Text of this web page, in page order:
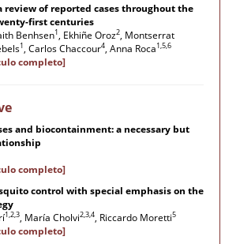
review of reported cases throughout the
first centuries
Benhsen1, Ekhiñe Oroz2, Montserrat
1, Carlos Chaccour4, Anna Roca1,5,6
completo]
and biocontainment: a necessary but
completo]
control with special emphasis on the
1,2,3, María Cholvi2,3,4, Riccardo Moretti5
completo]